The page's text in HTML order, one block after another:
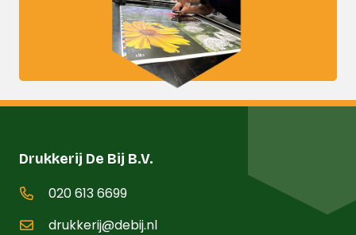
Drukkerij De Bij B.V.
020 613 6699
drukkerij@debij.nl